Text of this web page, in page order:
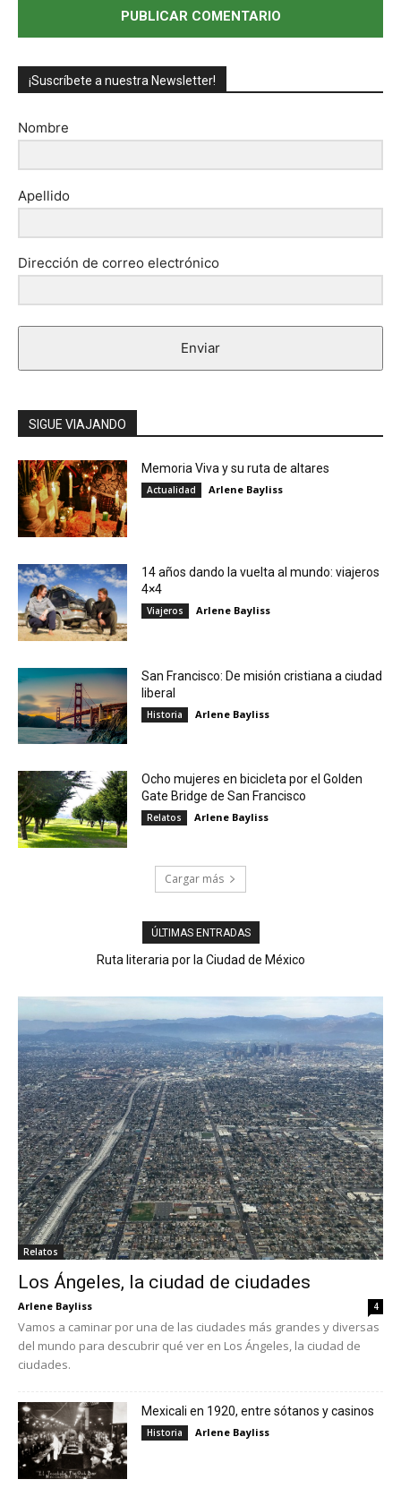
¡Suscríbete a nuestra Newsletter!
Nombre
Apellido
Dirección de correo electrónico
Enviar
SIGUE VIAJANDO
Memoria Viva y su ruta de altares
Actualidad Arlene Bayliss
14 años dando la vuelta al mundo: viajeros
4×4
Viajeros Arlene Bayliss
San Francisco: De misión cristiana a ciudad
liberal
Historia Arlene Bayliss
Ocho mujeres en bicicleta por el Golden
Gate Bridge de San Francisco
Relatos Arlene Bayliss
Cargar más
ÚLTIMAS ENTRADAS
Ruta literaria por la Ciudad de México
Relatos
Los Ángeles, la ciudad de ciudades
Arlene Bayliss 4
Vamos a caminar por una de las ciudades más grandes y diversas
del mundo para descubrir qué ver en Los Ángeles, la ciudad de
ciudades.
Mexicali en 1920, entre sótanos y casinos
Historia Arlene Bayliss